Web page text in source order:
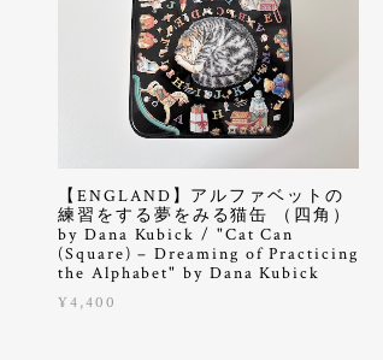
【ENGLAND】アルファベットの
練習をする夢をみる猫缶 （四角）
by Dana Kubick / "Cat Can
(Square) – Dreaming of Practicing
the Alphabet" by Dana Kubick
¥4,400